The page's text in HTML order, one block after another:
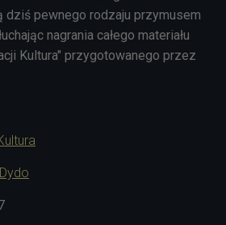
dziś pewnego rodzaju przymusem
nagrania całego materiału
Kultura" przygotowanego przez